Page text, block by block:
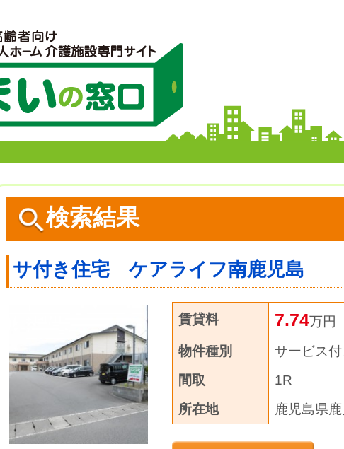
検索結果
サ付き住宅 ケアライフ南鹿児島
賃貸料 7.74万円
物件種別
サービス
間取
1R
所在地
鹿児島県